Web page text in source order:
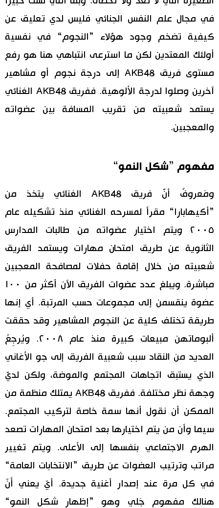
في مجال علم النفس الجنائي فليس لدي تعليق عن
كيفية تضخم وجود هؤلاء ”النجوم“ في نفسية
أولئك المعتدين لكن ما استرعى انتباهي هنا هو رفع
مستوى فريق AKB48 إلى درجة نجوم أو مشاهير
آخرين وصلوا لدرجة الألوهية. ففريق AKB48 الغنائي
يستمد شعبيته من تقريب المسافة بين عضواته
والمعجبين.
مفهوم ”شكل النمو“
ومَعروفٌ أنَّ فريق AKB48 الغنائي يتخذ من
”أكيهابارا“ مقراً لمسرحه الغنائي منذ تشكيله عام
٢٠٠٥ ويتم اختيار عضواته من طالبات المدارس
الثانوية عن طريق امتحان مهارات ويستمد الفريق
شعبيته من خلال إقامة حفلات لمصافحة المعجبين
مباشرة. ويبلغ عدد عضوات الفريق الآن أكثر من ١٠٠
عضوة ينقسمن إلى مجموعات حسب المرتبة. أي إنها
طريقة تختلف كلية عن النجوم المشاهير وقد حققت
ألبوماتهن مبيعات كبيرة منذ عام ٢٠٠٨. ويُرجِعُ
العديد من النقاد سبب شعبية الفريق إلى جو الأغاني
الذي يستبق اتجاهات المجتمع والموضة، ولكن لديَّ
وجهة نظر مختلفة. ففريق AKB48 يمتلك منظمة من
الممكن أن نقول أنها سمة خاصة لتركيب المجتمع.
سيما وأن من يتم اختيارها بعد امتحان المهارات تصعد
الهرم الاجتماعي بنفسها إلى الأعلى. ويتم تغيير
مراتب وترتيب العضوات عن طريق ”الانتخابات العامة“
في كل مرة عند إصدار أغنية جديدة. أيّ يعني أَنّ
هنالك مفهوم جَلي وهو ”إظهار شكل النمو“